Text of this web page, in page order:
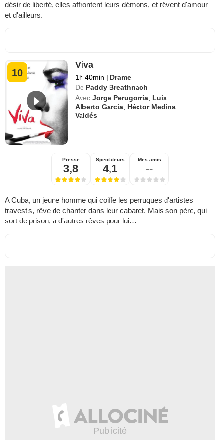
désir de liberté, elles affrontent leurs démons, et rêvent d'amour
et d'ailleurs.
10
Viva
1h 40min | Drame
De Paddy Breathnach
Avec Jorge Perugorria Luis
Alberto Garcia Héctor Medina
Valdés
Presse
3,8
Spectateurs
4,1
Mes amis
--
A Cuba, un jeune homme qui coiffe les perruques d'artistes
travestis, rêve de chanter dans leur cabaret. Mais son père, qui
sort de prison, a d'autres rêves pour lui…